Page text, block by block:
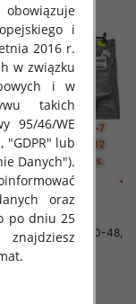
jeans Roz 40-48,
.Paczka 10 szt
i
2016 r.
w związku
i w
takich
95/46/WE
"GDPR" lub
Danych").
oraz
po dniu 25